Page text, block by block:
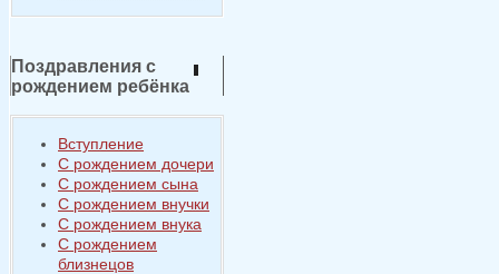
Поздравления с
рождением ребёнка
Вступление
С рождением дочери
С рождением сына
С рождением внучки
С рождением внука
С рождением
близнецов